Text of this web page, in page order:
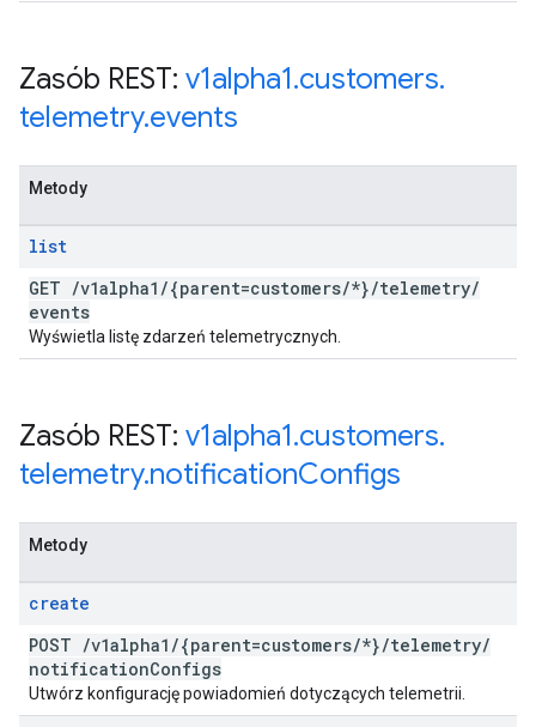
Zasób REST: v1alpha1.customers.
telemetry.events
Metody
list
GET /v1alpha1 /{parent=customers/*}/telemetry/
events
Wyświetla listę zdarzeń telemetrycznych.
Zasób REST: v1alpha1.customers.
telemetry.notificationConfigs
Metody
create
POST /v1alpha1 /{parent=customers/*}/telemetry/
notificationConfigs
Utwórz konfigurację powiadomień dotyczących telemetrii.